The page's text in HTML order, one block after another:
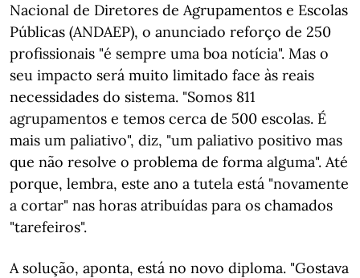
Nacional de Diretores de Agrupamentos e Escolas
Públicas (ANDAEP), o anunciado reforço de 250
profissionais "é sempre uma boa notícia". Mas o
seu impacto será muito limitado face às reais
necessidades do sistema. "Somos 811
agrupamentos e temos cerca de 500 escolas. É
mais um paliativo", diz, "um paliativo positivo mas
que não resolve o problema de forma alguma". Até
porque, lembra, este ano a tutela está "novamente
a cortar" nas horas atribuídas para os chamados
"tarefeiros".
A solução, aponta, está no novo diploma. "Gostava